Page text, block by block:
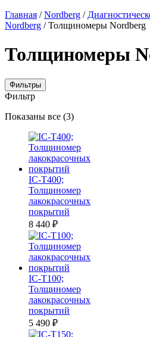
Главная /Nordberg /
Nordberg / Толщиномеры Nordberg
Толщиномеры
Фильтры
Фильтр
Показаны все (3)Цены:
IC-T400;
Толщиномер
лакокрасочных
покрытий
8 440 ₽
IC-T100;
Толщиномер
лакокрасочных
покрытий
5 490 ₽